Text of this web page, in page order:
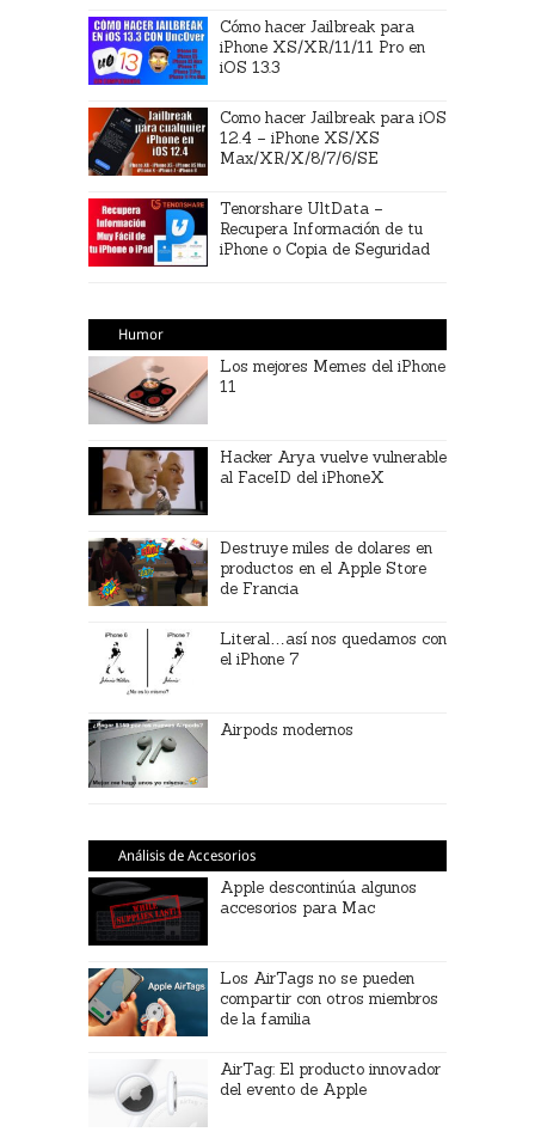
Cómo hacer Jailbreak para
iPhone XS/XR/11/11 Pro en
iOS 13.3
Como hacer Jailbreak para iOS
12.4 – iPhone XS/XS
Max/XR/X/8/7/6/SE
Tenorshare UltData –
Recupera Información de tu
iPhone o Copia de Seguridad
Humor
Los mejores Memes del iPhone
11
Hacker Arya vuelve vulnerable
al FaceID del iPhoneX
Destruye miles de dolares en
productos en el Apple Store
de Francia
Literal…así nos quedamos con
el iPhone 7
Airpods modernos
Análisis de Accesorios
Apple descontinúa algunos
accesorios para Mac
Los AirTags no se pueden
compartir con otros miembros
de la familia
AirTag: El producto innovador
del evento de Apple